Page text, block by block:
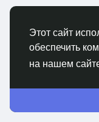
Этот сайт
обеспечить
на нашем